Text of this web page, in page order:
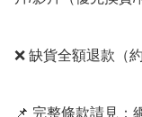
❌ 缺貨全額退款（
📌 完整條款請見：